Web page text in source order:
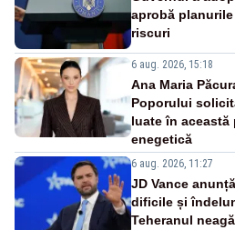
aprobă
riscuri
6 aug. 2026, 15:18
Ana Maria
Poporului
luate în această
enegetică
6 aug. 2026, 11:27
JD Vance
dificile și
Teheranul